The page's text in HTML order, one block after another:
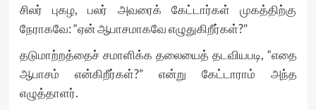
சிலர் புகழ, பலர் அவரைக் கேட்டார்கள் முகத்திற்கு
நேராகவே: “ஏன் ஆபாசமாகவே எழுதுகிறீர்கள்?”
தடுமாற்றத்தைச் சமாளிக்க தலையைத் தடவியபடி, “எதை
ஆபாசம் என்கிறீர்கள்?” என்று கேட்டாராம் அந்த
எழுத்தாளர்.